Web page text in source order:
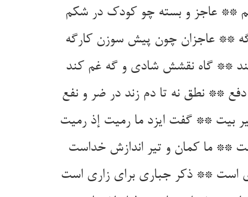
** گاه نقشش شادی و گه غم کند